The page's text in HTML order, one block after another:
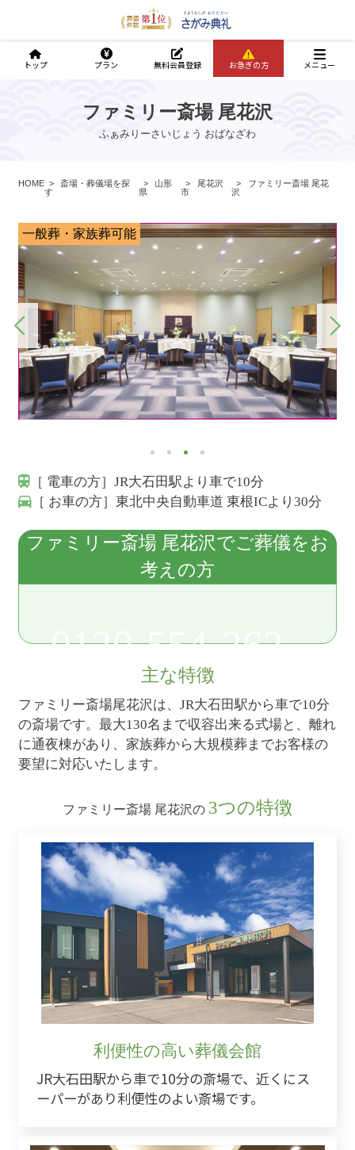
ファミリー斎場 尾花沢
ふぁみりーさいじょう おばなざわ
HOME
斎場・葬儀場を探
す
山形
県
尾花沢
市
ファミリー斎場 尾花
沢
一般葬・家族葬可能
［ 電車の方］JR大石田駅より車で10分
［ お車の方］東北中央自動車道 東根ICより30分
ファミリー斎場 尾花沢でご葬儀をお
考えの方
0120-554-262
主な特徴
ファミリー斎場尾花沢は、JR大石田駅から車で10分
の斎場です。最大130名まで収容出来る式場と、離れ
に通夜棟があり、家族葬から大規模葬までお客様の
要望に対応いたします。
ファミリー斎場 尾花沢の 3つの特徴
利便性の高い葬儀会館
JR大石田駅から車で10分の斎場で、近くにス
ーパーがあり利便性のよい斎場です。
トップ プラン 無料会員登録 お急ぎの方 メニュー